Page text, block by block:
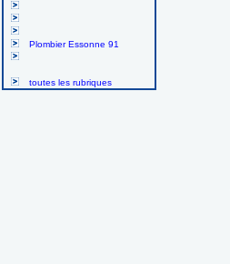
Plombier Essonne 91
toutes les rubriques